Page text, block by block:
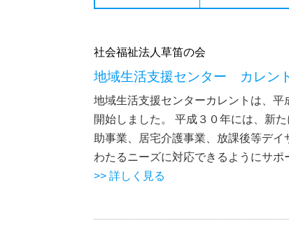
社会福祉法人草笛の会
地域生活支援センター カレン
地域生活支援センターカレントは、
開始しました。 平成３０年には、新
助事業、居宅介護事業、放課後等デ
わたるニーズに対応できるようにサポ
>> 詳しく見る